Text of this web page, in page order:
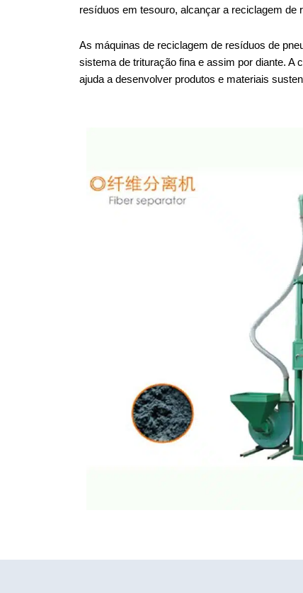
resíduos em tesouro, alcançar a reciclagem de
As máquinas de reciclagem de resíduos de
sistema de trituração fina e assim por diante. A
ajuda a desenvolver produtos e materiais